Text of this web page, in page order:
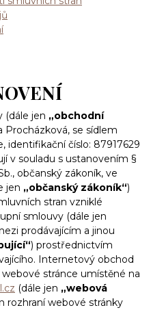
jen „obchodní
Procházková, se sídlem
identifikační číslo: 87917629
v souladu s ustanovením §
občanský zákoník, ve
jen „občanský zákoník“)
stran vzniklé
smlouvy (dále jen
prodávajícím a jinou
) prostřednictvím
Internetový obchod
stránce umístěné na
(dále jen „webová
rozhraní webové stránky